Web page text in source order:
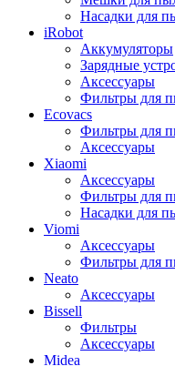
Насадки для
iRobot
Аккумуляторы
Зарядные
Аксессуары
Фильтры для
Ecovacs
Фильтры для
Аксессуары
Xiaomi
Аксессуары
Фильтры для
Насадки для
Viomi
Аксессуары
Фильтры для
Neato
Аксессуары
Bissell
Фильтры
Аксессуары
Midea